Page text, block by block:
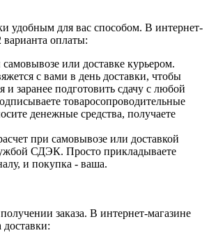
удобным для вас способом. В интернет-
варианта оплаты:
или доставке курьером.
с вами в день доставки, чтобы
и заранее подготовить сдачу с любой
товаросопроводительные
денежные средства, получаете
при самовывозе или доставкой
СДЭК. Просто прикладываете
и покупка - ваша.
заказа. В интернет-магазине
доставки: